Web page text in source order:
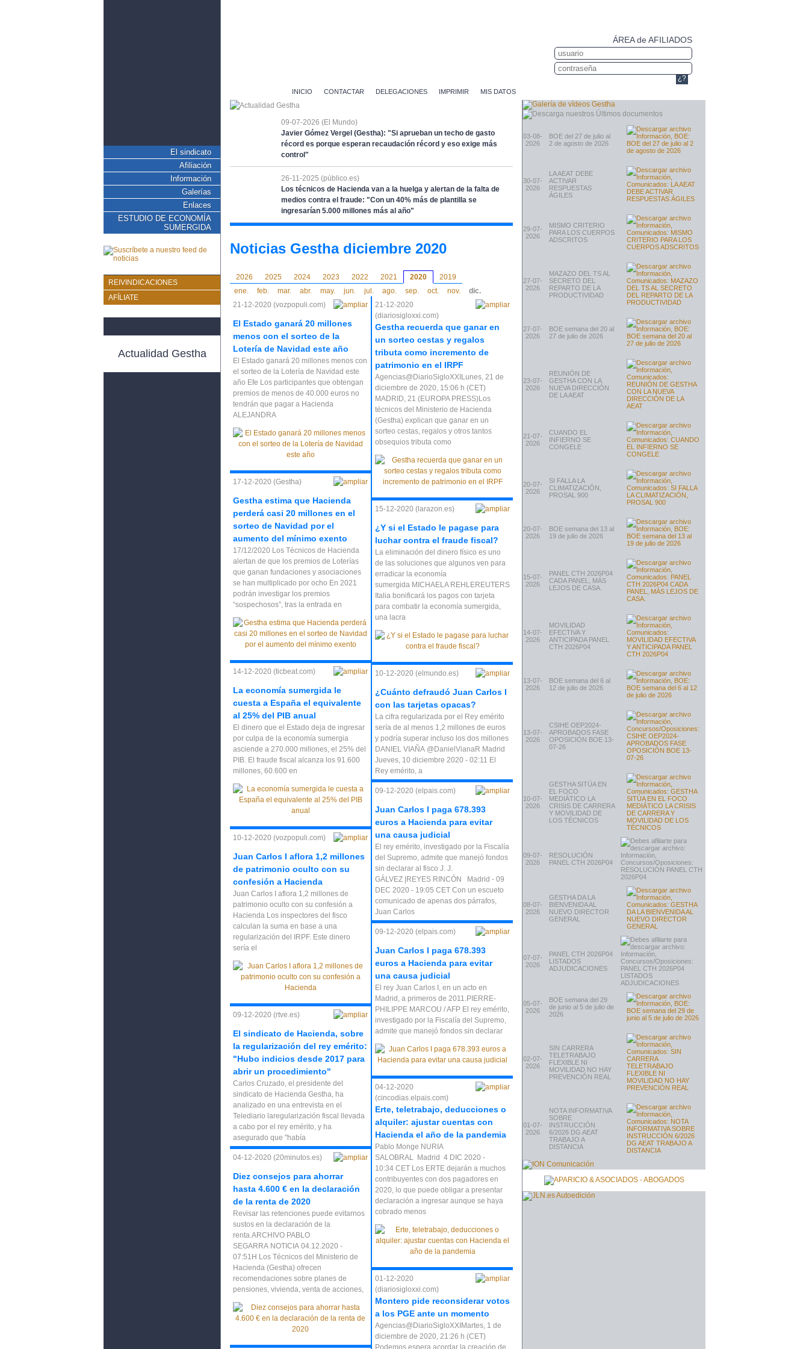
El sindicato
Afiliación
Información
Galerías
Enlaces
ESTUDIO DE ECONOMÍA
SUMERGIDA
REIVINDICACIONES
AFÍLIATE
Actualidad Gestha
ÁREA de AFILIADOS
¿?
INICIO CONTACTAR DELEGACIONES IMPRIMIR MIS DATOS
09-07-2026 (El Mundo)
Javier Gómez Vergel (Gestha): "Si aprueban un techo de gasto
récord es porque esperan recaudación récord y eso exige más
control"
26-11-2025 (público.es)
Los técnicos de Hacienda van a la huelga y alertan de la falta de
medios contra el fraude: "Con un 40% más de plantilla se
ingresarían 5.000 millones más al año"
Noticias Gestha diciembre 2020
2026 2025 2024 2023 2022 2021 2020
2019
ene.
feb. mar. abr. may. jun. jul. ago. sep. oct. nov.
dic.
21-12-2020 (vozpopuli.com)
El Estado ganará 20 millones
menos con el sorteo de la
Lotería de Navidad este año
El Estado ganará 20 millones menos con
el sorteo de la Lotería de Navidad este
año Efe Los participantes que obtengan
premios de menos de 40.000 euros no
tendrán que pagar a Hacienda
ALEJANDRA
17-12-2020 (Gestha)
Gestha estima que Hacienda
perderá casi 20 millones en el
sorteo de Navidad por el
aumento del mínimo exento
17/12/2020 Los Técnicos de Hacienda
alertan de que los premios de Loterías
que ganan fundaciones y asociaciones
se han multiplicado por ocho En 2021
podrán investigar los premios
“sospechosos”, tras la entrada en
14-12-2020 (ticbeat.com)
La economía sumergida le
cuesta a España el equivalente
al 25% del PIB anual
El dinero que el Estado deja de ingresar
por culpa de la economía sumergia
asciende a 270.000 millones, el 25% del
PIB. El fraude fiscal alcanza los 91.600
millones, 60.600 en
10-12-2020 (vozpopuli.com)
Juan Carlos I aflora 1,2 millones
de patrimonio oculto con su
confesión a Hacienda
Juan Carlos I aflora 1,2 millones de
patrimonio oculto con su confesión a
Hacienda Los inspectores del fisco
calculan la suma en base a una
regularización del IRPF. Este dinero
sería el
09-12-2020 (rtve.es)
El sindicato de Hacienda, sobre
la regularización del rey emérito:
"Hubo indicios desde 2017 para
abrir un procedimiento"
Carlos Cruzado, el presidente del
sindicato de Hacienda Gestha, ha
analizado en una entrevista en el
Telediario laregularización fiscal llevada
a cabo por el rey emérito, y ha
asegurado que "había
04-12-2020 (20minutos.es)
Diez consejos para ahorrar
hasta 4.600 € en la declaración
de la renta de 2020
Revisar las retenciones puede evitarnos
sustos en la declaración de la
renta.ARCHIVO PABLO
SEGARRA NOTICIA 04.12.2020 -
07:51H Los Técnicos del Ministerio de
Hacienda (Gestha) ofrecen
recomendaciones sobre planes de
pensiones, vivienda, venta de acciones,
21-12-2020
(diariosigloxxi.com)
Gestha recuerda que ganar en
un sorteo cestas y regalos
tributa como incremento de
patrimonio en el IRPF
Agencias@DiarioSigloXXILunes, 21 de
diciembre de 2020, 15:06 h (CET)
MADRID, 21 (EUROPA PRESS)Los
técnicos del Ministerio de Hacienda
(Gestha) explican que ganar en un
sorteo cestas, regalos y otros tantos
obsequios tributa como
15-12-2020 (larazon.es)
¿Y si el Estado le pagase para
luchar contra el fraude fiscal?
La eliminación del dinero físico es uno
de las soluciones que algunos ven para
erradicar la economía
sumergida MICHAELA REHLEREUTERS
Italia bonificará los pagos con tarjeta
para combatir la economía sumergida,
una lacra
10-12-2020 (elmundo.es)
¿Cuánto defraudó Juan Carlos I
con las tarjetas opacas?
La cifra regularizada por el Rey emérito
sería de al menos 1,2 millones de euros
y podría superar incluso los dos millones
DANIEL VIAÑA @DanielVianaR Madrid
Jueves, 10 diciembre 2020 - 02:11 El
Rey emérito, a
09-12-2020 (elpais.com)
Juan Carlos I paga 678.393
euros a Hacienda para evitar
una causa judicial
El rey emérito, investigado por la Fiscalía
del Supremo, admite que manejó fondos
sin declarar al fisco J. J.
GÁLVEZ |REYES RINCÓN Madrid - 09
DEC 2020 - 19:05 CET Con un escueto
comunicado de apenas dos párrafos,
Juan Carlos
09-12-2020 (elpais.com)
Juan Carlos I paga 678.393
euros a Hacienda para evitar
una causa judicial
El rey Juan Carlos I, en un acto en
Madrid, a primeros de 2011.PIERRE-
PHILIPPE MARCOU / AFP El rey emérito,
investigado por la Fiscalía del Supremo,
admite que manejó fondos sin declarar
04-12-2020
(cincodias.elpais.com)
Erte, teletrabajo, deducciones o
alquiler: ajustar cuentas con
Hacienda el año de la pandemia
Pablo Monge NURIA
SALOBRAL Madrid 4 DIC 2020 -
10:34 CET Los ERTE dejarán a muchos
contribuyentes con dos pagadores en
2020, lo que puede obligar a presentar
declaración a ingresar aunque se haya
cobrado menos
01-12-2020
(diariosigloxxi.com)
Montero pide reconsiderar votos
a los PGE ante un momento
Agencias@DiarioSigloXXIMartes, 1 de
diciembre de 2020, 21:26 h (CET)
Podemos espera acordar la creación de
03-08-
2026
BOE del 27 de julio al
2 de agosto de 2026
30-07-
2026
LA AEAT DEBE
ACTIVAR
RESPUESTAS
ÁGILES
29-07-
2026
MISMO CRITERIO
PARA LOS CUERPOS
ADSCRITOS
27-07-
2026
MAZAZO DEL TS AL
SECRETO DEL
REPARTO DE LA
PRODUCTIVIDAD
27-07-
2026
BOE semana del 20 al
27 de julio de 2026
23-07-
2026
REUNIÓN DE
GESTHA CON LA
NUEVA DIRECCIÓN
DE LA AEAT
21-07-
2026
CUANDO EL
INFIERNO SE
CONGELE
20-07-
2026
SI FALLA LA
CLIMATIZACIÓN,
PROSAL 900
20-07-
2026
BOE semana del 13 al
19 de julio de 2026
15-07-
2026
PANEL CTH 2026P04
CADA PANEL, MÁS
LEJOS DE CASA.
14-07-
2026
MOVILIDAD
EFECTIVA Y
ANTICIPADA PANEL
CTH 2026P04
13-07-
2026
BOE semana del 6 al
12 de julio de 2026
13-07-
2026
CSIHE OEP2024-
APROBADOS FASE
OPOSICIÓN BOE 13-
07-26
10-07-
2026
GESTHA SITÚA EN
EL FOCO
MEDIÁTICO LA
CRISIS DE CARRERA
Y MOVILIDAD DE
LOS TÉCNICOS
09-07-
2026
RESOLUCIÓN
PANEL CTH 2026P04
08-07-
2026
GESTHA DA LA
BIENVENIDA AL
NUEVO DIRECTOR
GENERAL
07-07-
2026
PANEL CTH 2026P04
LISTADOS
ADJUDICACIONES
05-07-
2026
BOE semana del 29
de junio al 5 de julio de
2026
02-07-
2026
SIN CARRERA
TELETRABAJO
FLEXIBLE NI
MOVILIDAD NO HAY
PREVENCIÓN REAL
01-07-
2026
NOTA INFORMATIVA
SOBRE
INSTRUCCIÓN
6/2026 DG AEAT
TRABAJO A
DISTANCIA